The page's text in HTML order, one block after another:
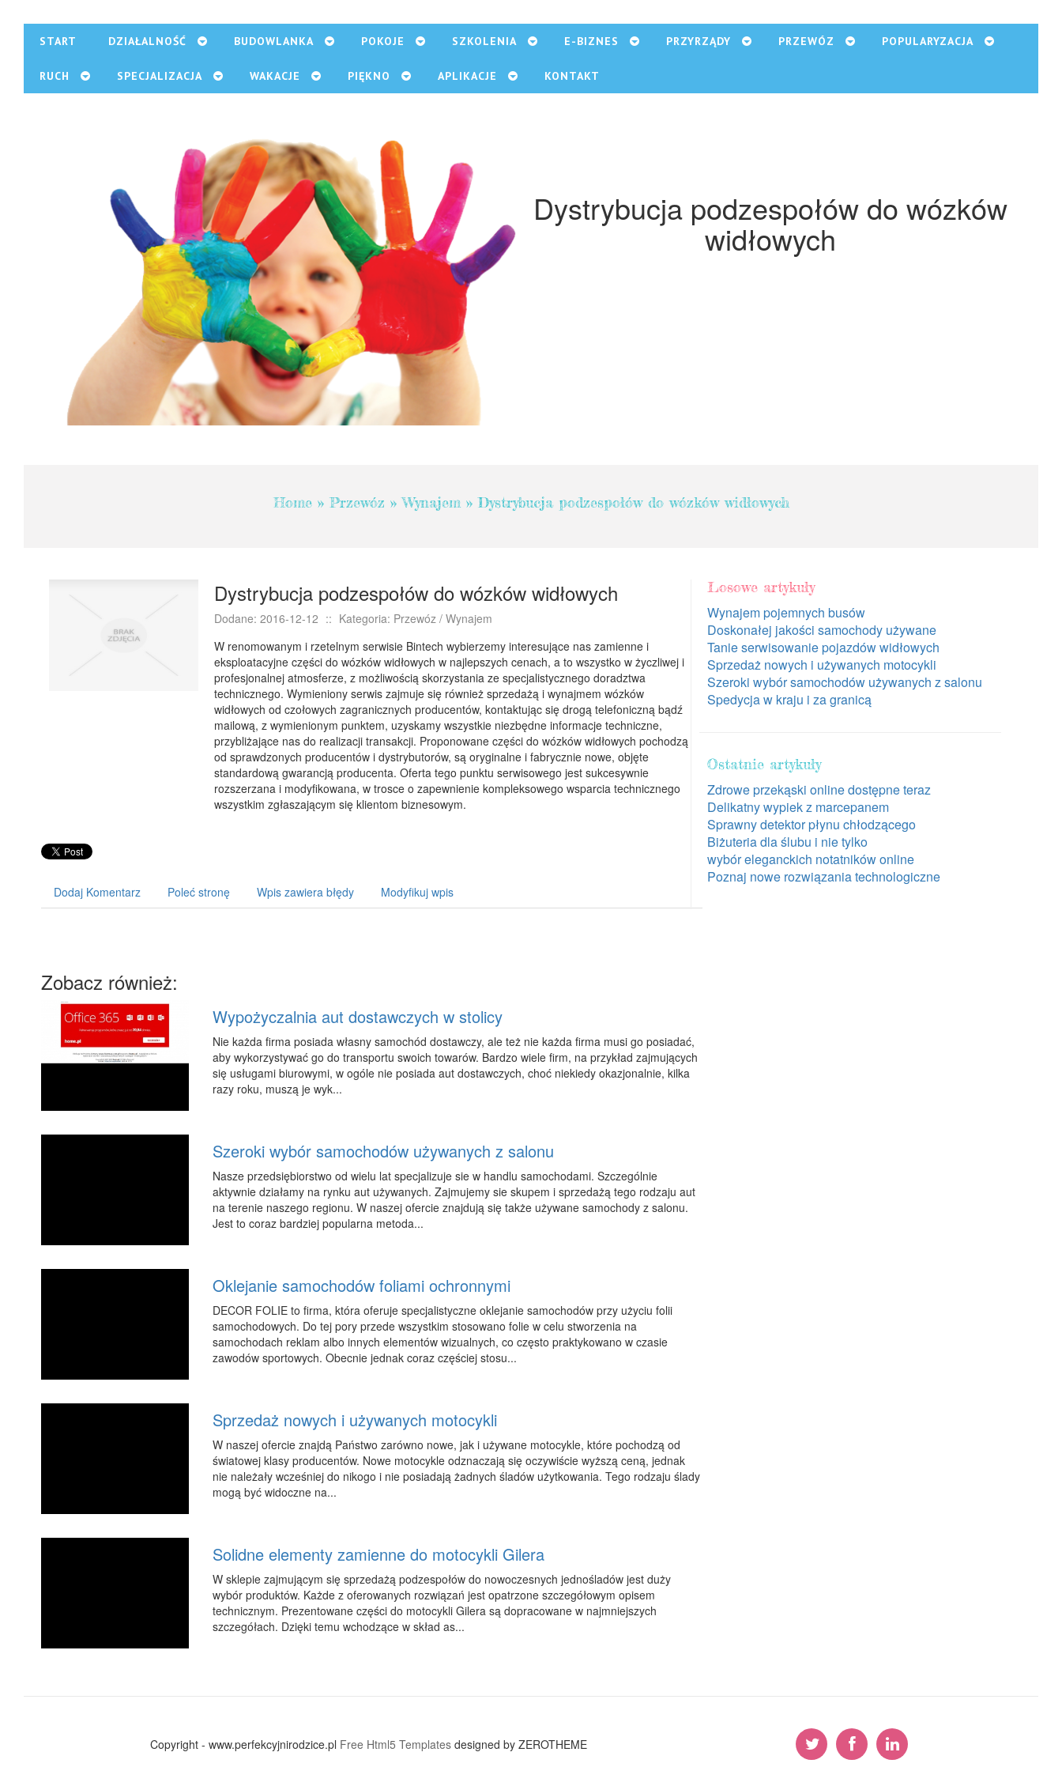
START DZIAŁALNOŚĆ BUDOWLANKA POKOJE SZKOLENIA E-BIZNES PRZYRZĄDY PRZEWÓZ POPULARYZACJA
RUCH SPECJALIZACJA WAKACJE PIĘKNO APLIKACJE KONTAKT
Dystrybucja podzespołów do wózków
widłowych
Home» Przewóz »Wynajem»Dystrybucja podzespołów do wózków widłowych
Dystrybucja podzespołów do wózków widłowych
Dodane: 2016-12-12 :: Kategoria: Przewóz / Wynajem
W renomowanym i rzetelnym serwisie Bintech wybierzemy interesujące nas zamienne i
eksploatacyjne części do wózków widłowych w najlepszych cenach, a to wszystko w życzliwej i
profesjonalnej atmosferze, z możliwością skorzystania ze specjalistycznego doradztwa
technicznego. Wymieniony serwis zajmuje się również sprzedażą i wynajmem wózków
widłowych od czołowych zagranicznych producentów, kontaktując się drogą telefoniczną bądź
mailową, z wymienionym punktem, uzyskamy wszystkie niezbędne informacje techniczne,
przybliżające nas do realizacji transakcji. Proponowane części do wózków widłowych pochodzą
od sprawdzonych producentów i dystrybutorów, są oryginalne i fabrycznie nowe, objęte
standardową gwarancją producenta. Oferta tego punktu serwisowego jest sukcesywnie
rozszerzana i modyfikowana, w trosce o zapewnienie kompleksowego wsparcia technicznego
wszystkim zgłaszającym się klientom biznesowym.
Dodaj Komentarz Poleć stronę Wpis zawiera błędy Modyfikuj wpis
Zobacz również:
Wypożyczalnia aut dostawczych w stolicy
Nie każda firma posiada własny samochód dostawczy, ale też nie każda firma musi go posiadać,
aby wykorzystywać go do transportu swoich towarów. Bardzo wiele firm, na przykład zajmujących
się usługami biurowymi, w ogóle nie posiada aut dostawczych, choć niekiedy okazjonalnie, kilka
razy roku, muszą je wyk...
Szeroki wybór samochodów używanych z salonu
Nasze przedsiębiorstwo od wielu lat specjalizuje sie w handlu samochodami. Szczególnie
aktywnie działamy na rynku aut używanych. Zajmujemy sie skupem i sprzedażą tego rodzaju aut
na terenie naszego regionu. W naszej ofercie znajdują się także używane samochody z salonu.
Jest to coraz bardziej popularna metoda...
Oklejanie samochodów foliami ochronnymi
DECOR FOLIE to firma, która oferuje specjalistyczne oklejanie samochodów przy użyciu folii
samochodowych. Do tej pory przede wszystkim stosowano folie w celu stworzenia na
samochodach reklam albo innych elementów wizualnych, co często praktykowano w czasie
zawodów sportowych. Obecnie jednak coraz częściej stosu...
Sprzedaż nowych i używanych motocykli
W naszej ofercie znajdą Państwo zarówno nowe, jak i używane motocykle, które pochodzą od
światowej klasy producentów. Nowe motocykle odznaczają się oczywiście wyższą ceną, jednak
nie należały wcześniej do nikogo i nie posiadają żadnych śladów użytkowania. Tego rodzaju ślady
mogą być widoczne na...
Solidne elementy zamienne do motocykli Gilera
W sklepie zajmującym się sprzedażą podzespołów do nowoczesnych jednośladów jest duży
wybór produktów. Każde z oferowanych rozwiązań jest opatrzone szczegółowym opisem
technicznym. Prezentowane części do motocykli Gilera są dopracowane w najmniejszych
szczegółach. Dzięki temu wchodzące w skład as...
Losowe artykuły
Wynajem pojemnych busów
Doskonałej jakości samochody używane
Tanie serwisowanie pojazdów widłowych
Sprzedaż nowych i używanych motocykli
Szeroki wybór samochodów używanych z salonu
Spedycja w kraju i za granicą
Ostatnie artykuły
Zdrowe przekąski online dostępne teraz
Delikatny wypiek z marcepanem
Sprawny detektor płynu chłodzącego
Biżuteria dla ślubu i nie tylko
wybór eleganckich notatników online
Poznaj nowe rozwiązania technologiczne
Copyright - www.perfekcyjnirodzice.pl Free Html5 Templates designed by ZEROTHEME